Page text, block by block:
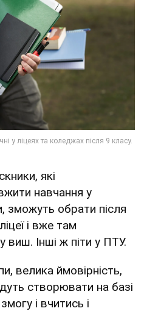
які
навчання у
зможуть обрати після
і вже там
виш. Інші ж піти у ПТУ.
велика ймовірність,
створювати на базі
і вчитись і